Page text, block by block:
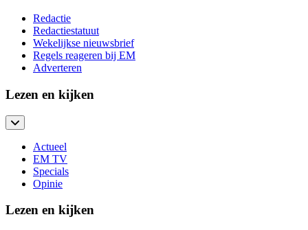
Redactie
Redactiestatuut
Wekelijkse nieuwsbrief
Regels reageren bij EM
Adverteren
Lezen en kijken
Actueel
EM TV
Specials
Opinie
Lezen en kijken